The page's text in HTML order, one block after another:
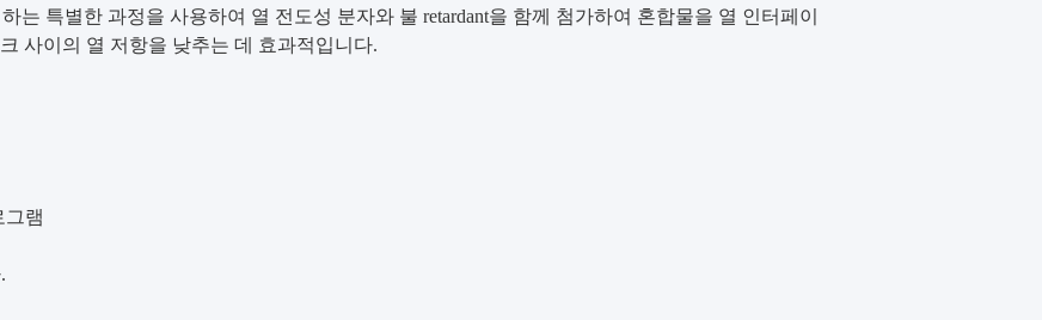
는 특별한 과정을 사용하여 열 전도성 분자와 불 retardant을 함께 첨가하여 혼합물을 열 인터페이
사이의 열 저항을 낮추는 데 효과적입니다.
그램